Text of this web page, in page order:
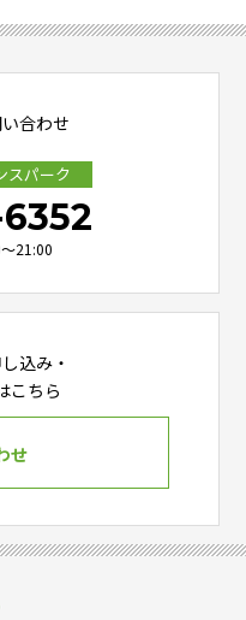
合わせ
スパーク
6352
21:00
込み・
こちら
せ